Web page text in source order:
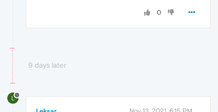
0
9 days later
L